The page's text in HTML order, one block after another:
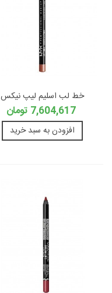
خط لب اسلیم لیپ نیکس
7,604,617 تومان
افزودن به سبد خرید